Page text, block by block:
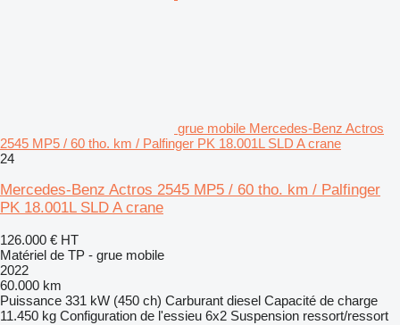
grue mobile Mercedes-Benz Actros
2545 MP5 / 60 tho. km / Palfinger PK 18.001L SLD A crane
24
Mercedes-Benz Actros 2545 MP5 / 60 tho. km / Palfinger
PK 18.001L SLD A crane
126.000 € HT
Matériel de TP - grue mobile
2022
60.000 km
Puissance 331 kW (450 ch) Carburant diesel Capacité de charge
11.450 kg Configuration de l'essieu 6x2 Suspension ressort/ressort